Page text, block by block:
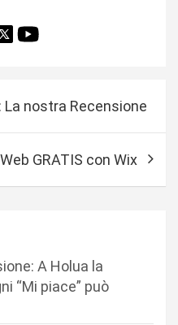
La nostra Recensione
GRATIS con Wix
A Holua la
“Mi piace” può